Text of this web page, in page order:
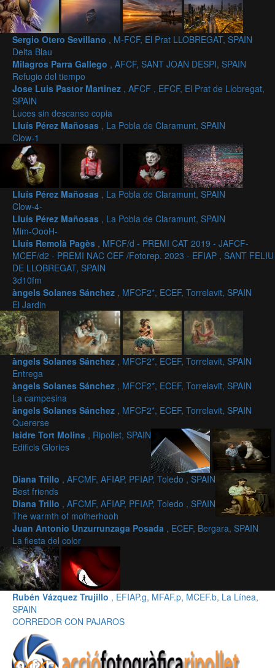
Sergio Otero Sevillano , M-FCF, El Prat LLOBREGAT, SPAIN
Delta Blau
Milagros Parra Gallego , AFCF, SANT JOAN DESPI, SPAIN
Refugio del tiempo
Jose Luis Pastor Martinez , AFCF , EFCF, El Prat de Llobregat,
SPAIN
Luces sin descanso copia
Lluís Pérez Mañosas , La Pobla de Claramunt, SPAIN
Clow-1
Lluís Pérez Mañosas , La Pobla de Claramunt, SPAIN
Clow-4-
Lluís Pérez Mañosas , La Pobla de Claramunt, SPAIN
Mim-OooH-
Lluís Remolà Pagès , MFCF/d - PREMI CAT 2019 - JAFCF-
MCEF/d2 - PREMI NAC CEF /Fotorep. 2023 - EFIAP , SANT FELIU
DE LLOBREGAT, SPAIN
3d10fm
àngels Solanes Sánchez , MFCF2*, ECEF, Torrelavit, SPAIN
El Jardin
àngels Solanes Sánchez , MFCF2*, ECEF, Torrelavit, SPAIN
Entrega
àngels Solanes Sánchez , MFCF2*, ECEF, Torrelavit, SPAIN
La campesina
àngels Solanes Sánchez , MFCF2*, ECEF, Torrelavit, SPAIN
Quererse
Isidre Tort Molins , Ripollet, SPAIN
Edificis Glories
Diana Trillo , AFCMF, AFIAP, PFIAP, Toledo , SPAIN
Best friends
Diana Trillo , AFCMF, AFIAP, PFIAP, Toledo , SPAIN
The warmth of motherhooh
Juan Antonio Unzurrunzaga Posada , ECEF, Bergara, SPAIN
La fiesta del color
Rubén Vázquez Trujillo , EFIAP.g, MFAF.p, MCEF.b, La Línea,
SPAIN
CORREDOR CON PAJAROS